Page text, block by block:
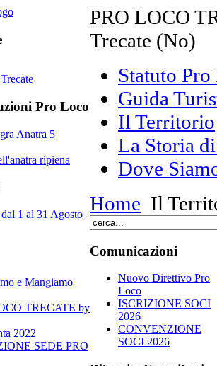
Pro Loco
Anatra 5
ripiena
1 al 31 Agosto
e Mangiamo
TRECATE by
2022
SEDE PRO
PRO LOCO
Trecate (No)
Statuto
Guida
Il Territorio
La Storia
Dove
Home Il
Comunicazioni
Nuovo Direttivo Pro
Loco
ISCRIZIONE SOCI
2026
CONVENZIONE
SOCI 2026